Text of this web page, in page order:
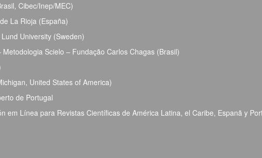
Cibec/Inep/MEC)
La Rioja (España)
University (Sweden)
Scielo – Fundação Carlos Chagas (Brasil)
United States of America)
de Portugal
em Línea para Revistas Científicas de América Latina, el Caribe, Espanã y